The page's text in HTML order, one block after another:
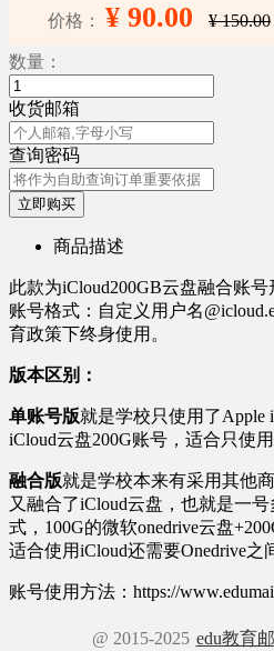
价格： ¥ 90.00 ¥ 150.00
数量：
收货邮箱
查询密码
立即购买
商品描述
此款为iCloud200GB云盘融合账
账号格式：自定义用户名
育政策下终身使用。
版本区别：
单账号版就是学校只使用了Apple
iCloud云盘200G账号，适合只使
融合版就是学校本来有采用其他
又融合了iCloud云盘，也就是一
式，100G的微软onedrive云盘
适合使用iCloud还需要Onedrive之
账号使用方法：https://
@ 2015-2025 edu教育